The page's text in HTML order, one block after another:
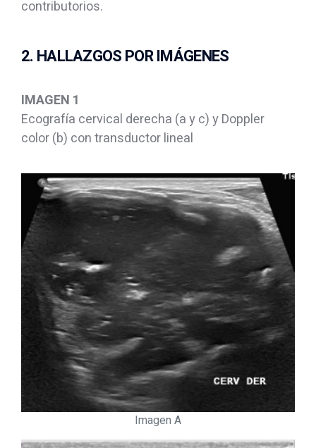
contributorios.
2. HALLAZGOS POR IMÁGENES
IMAGEN 1
Ecografía cervical derecha (a y c) y Doppler
color (b) con transductor lineal
Imagen A